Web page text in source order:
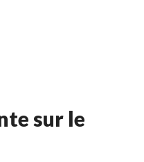
sur le